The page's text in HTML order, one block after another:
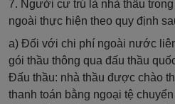
7. Người cư trú là nhà thầu
ngoài thực hiện theo quy định
a) Đối với chi phí ngoài nước
gói thầu thông qua đấu thầu
Đấu thầu: nhà thầu được chào
thanh toán bằng ngoại tệ